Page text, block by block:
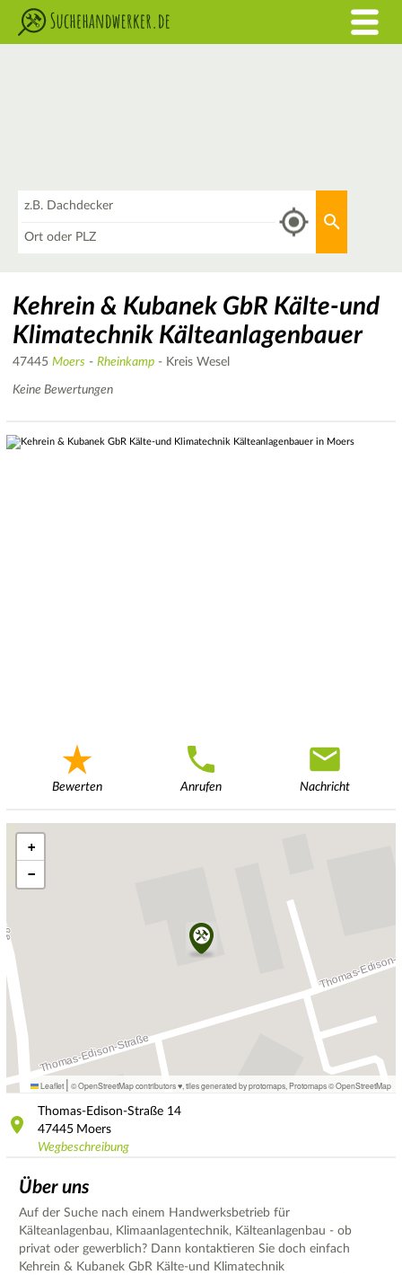
Kehrein & Kubanek GbR Kälte-und
Klimatechnik Kälteanlagenbauer
47445 Moers - Rheinkamp - Kreis Wesel
Keine Bewertungen
Bewerten Anrufen Nachricht
+
−
Leaflet | © OpenStreetMap contributors ♥, tiles generated by protomaps Protomaps©OpenStreetMap
Thomas-Edison-Straße 14
47445 Moers
Wegbeschreibung
Über uns
Auf der Suche nach einem Handwerksbetrieb für
Kälteanlagenbau, Klimaanlagentechnik, Kälteanlagenbau - ob
privat oder gewerblich? Dann kontaktieren Sie doch einfach
Kehrein & Kubanek GbR Kälte-und Klimatechnik